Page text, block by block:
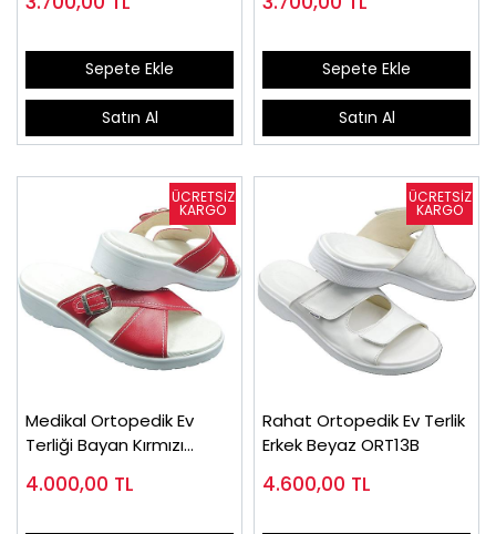
Sepete Ekle
Satın Al
Sepete Ekle
Satın Al
Medikal Ortopedik Ev
Terliği Bayan Kırmızı
4.000,00 TL
Rahat Ortopedik Ev Terlik
Erkek Beyaz ORT13B
4.600,00 TL